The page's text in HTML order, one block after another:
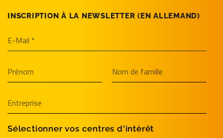
INSCRIPTION À LA NEWSLETTER (EN­ ALLEMAND)
Sélectionner vos centres d'intérêt